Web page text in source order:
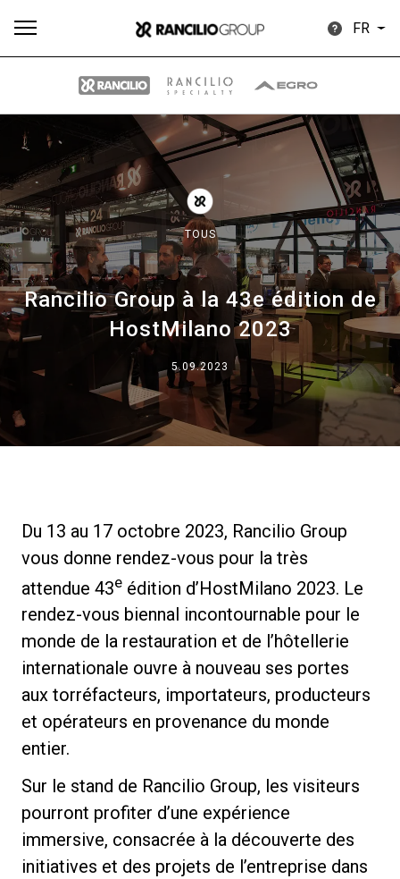
FR
TOUS
Rancilio Group à la 43e édition de
HostMilano 2023
5.09.2023
Du 13 au 17 octobre 2023, Rancilio Group
vous donne rendez-vous pour la très
attendue 43e édition d’HostMilano 2023. Le
rendez-vous biennal incontournable pour le
monde de la restauration et de l’hôtellerie
internationale ouvre à nouveau ses portes
aux torréfacteurs, importateurs, producteurs
et opérateurs en provenance du monde
entier.
Sur le stand de Rancilio Group, les visiteurs
pourront profiter d’une expérience
immersive, consacrée à la découverte des
initiatives et des projets de l’entreprise dans
Toutes Produits Nouvelles Télécharger
Plus
de
Our brands
Group
News
Nos laboratoires
Durabilité
Connect
Nous contacter